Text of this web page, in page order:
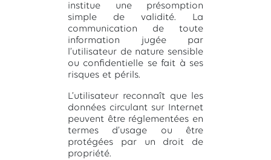
institue une présomption
simple de validité. La
communication de toute
information jugée par
l’utilisateur de nature sensible
ou confidentielle se fait à ses
risques et périls.
L’utilisateur reconnaît que les
données circulant sur Internet
peuvent être réglementées en
termes d’usage ou être
protégées par un droit de
propriété.